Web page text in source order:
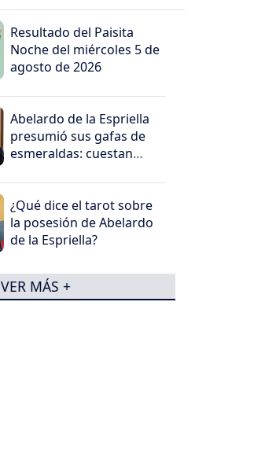
Resultado del Paisita
Noche del miércoles 5 de
agosto de 2026
Abelardo de la Espriella
presumió sus gafas de
esmeraldas: cuestan
¿Qué dice el tarot sobre
la posesión de Abelardo
de la Espriella?
VER MÁS +